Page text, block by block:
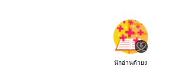
นักอ่านตัวยง